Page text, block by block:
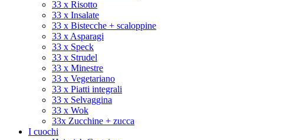
33 x Risotto
33 x Insalate
33 x Bistecche + scaloppine
33 x Asparagi
33 x Speck
33 x Strudel
33 x Minestre
33 x Vegetariano
33 x Piatti integrali
33 x Selvaggina
33 x Wok
33x Zucchine + zucca
I cuochi